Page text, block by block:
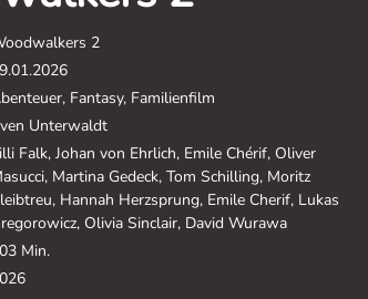
2
Fantasy, Familienfilm
Unterwaldt
Falk, Johan von Ehrlich, Emile Chérif, Oliver
Martina Gedeck, Tom Schilling, Moritz
Hannah Herzsprung, Emile Cherif, Lukas
Olivia Sinclair, David Wurawa
Min.